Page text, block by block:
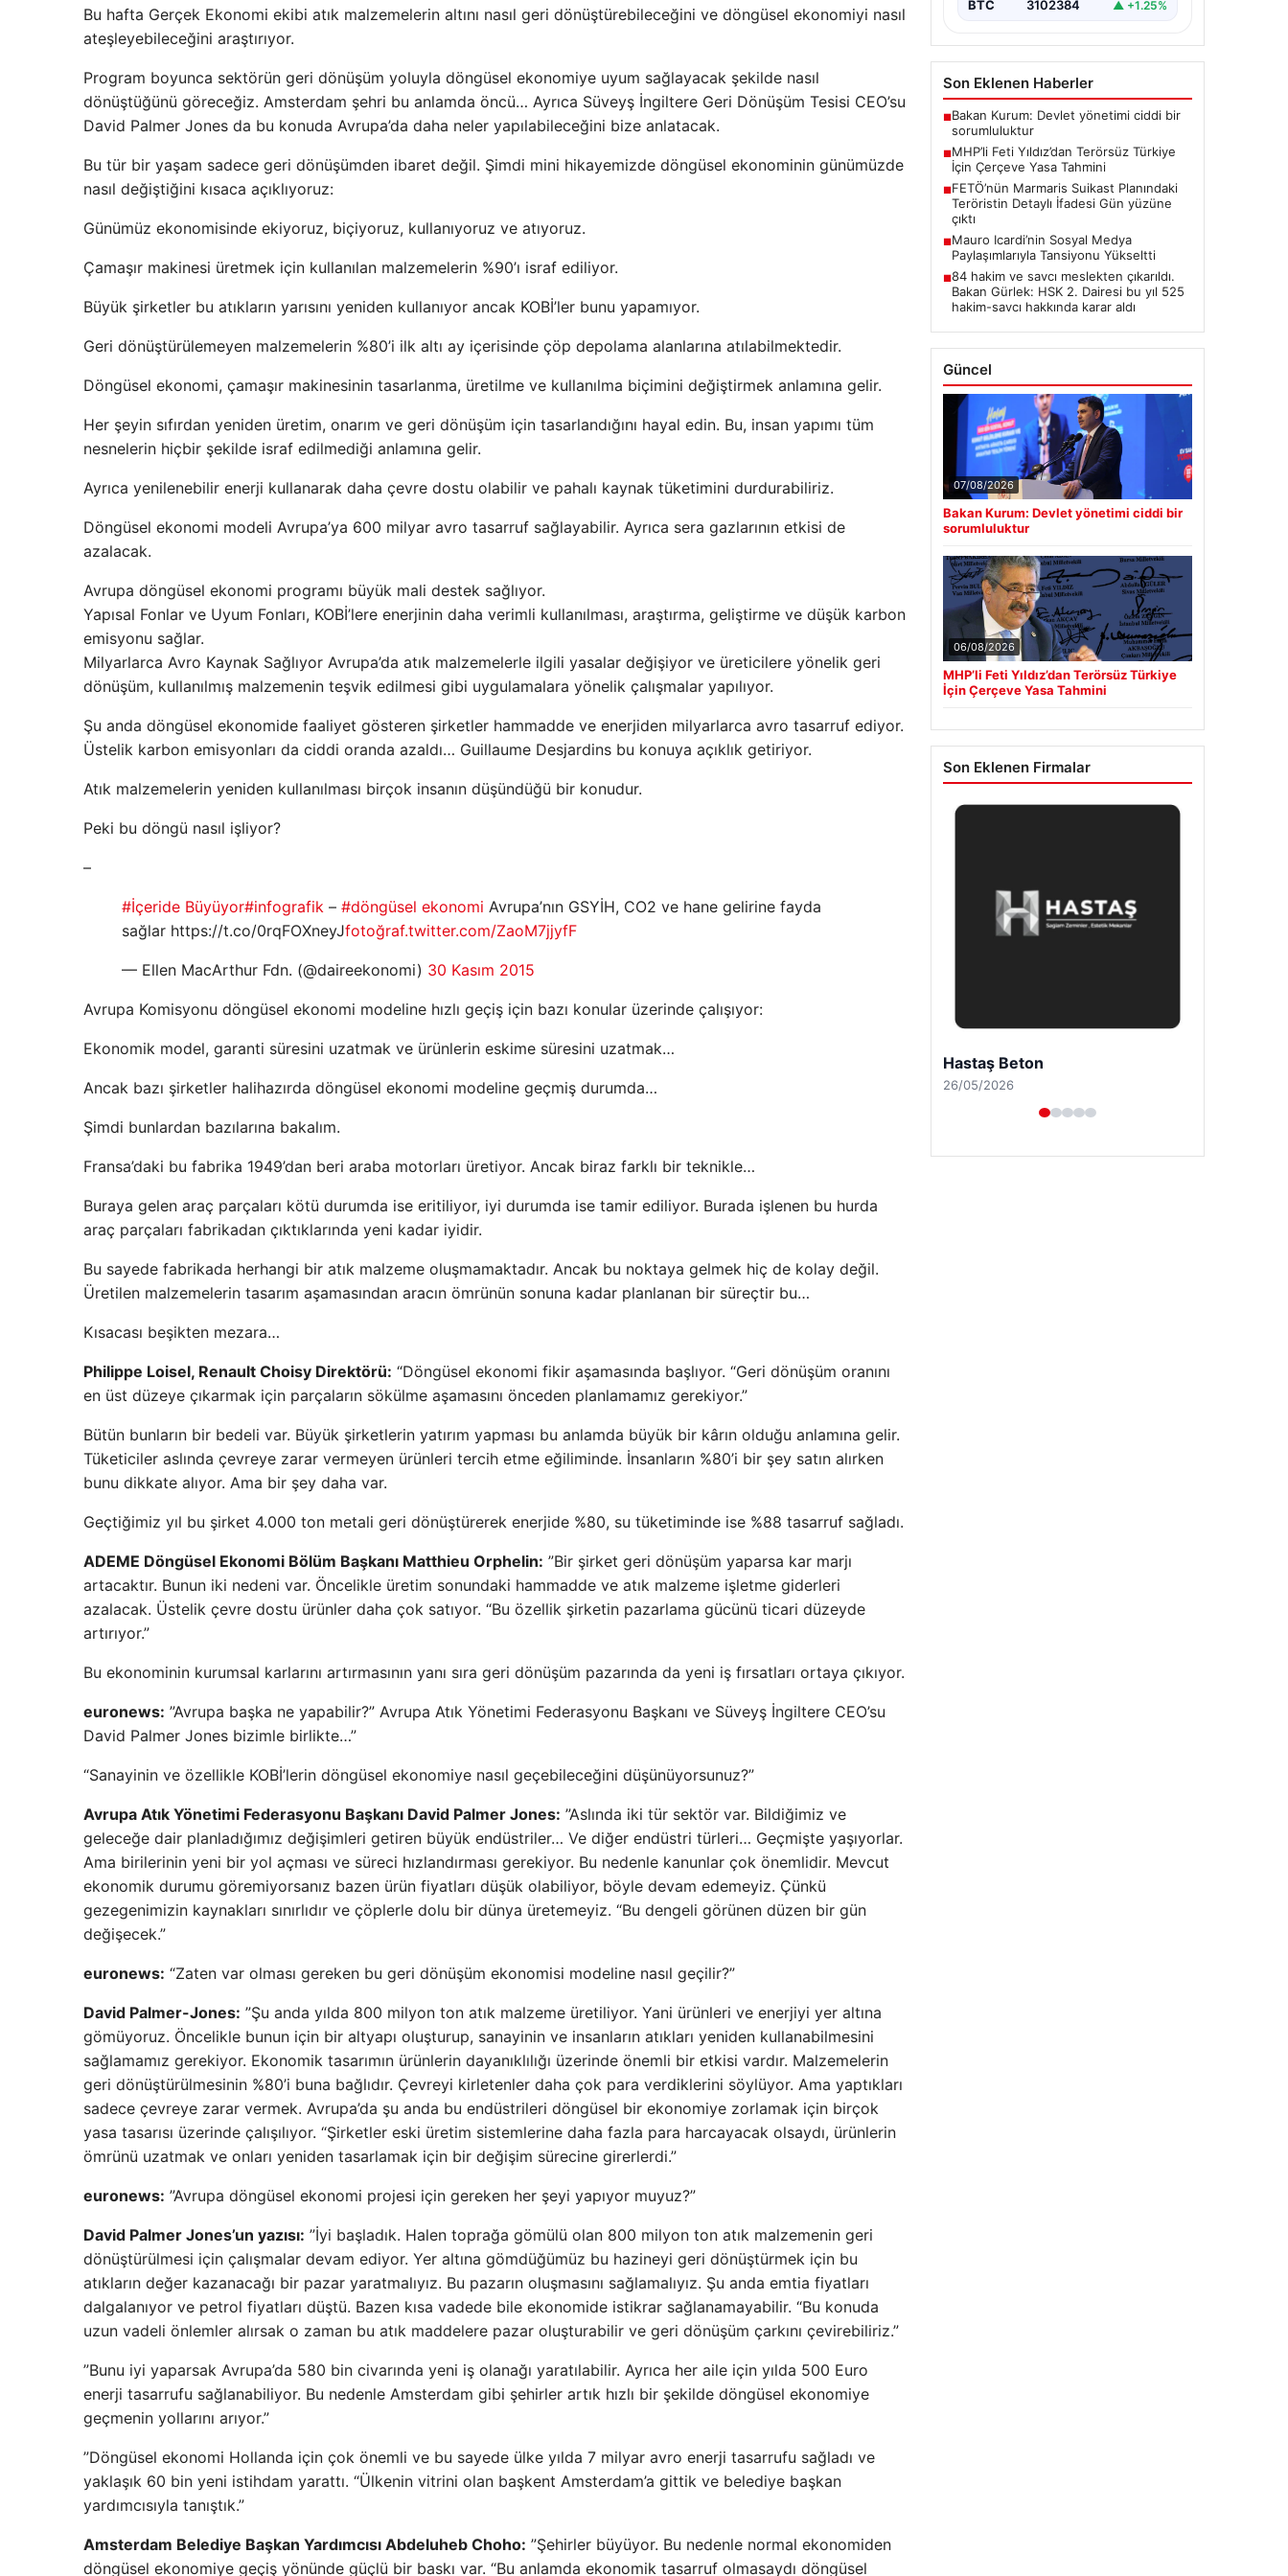
Bu hafta Gerçek Ekonomi ekibi atık malzemelerin altını nasıl geri dönüştürebileceğini ve döngüsel ekonomiyi nasıl
ateşleyebileceğini araştırıyor.
Program boyunca sektörün geri dönüşüm yoluyla döngüsel ekonomiye uyum sağlayacak şekilde nasıl
dönüştüğünü göreceğiz. Amsterdam şehri bu anlamda öncü… Ayrıca Süveyş İngiltere Geri Dönüşüm Tesisi CEO’su
David Palmer Jones da bu konuda Avrupa’da daha neler yapılabileceğini bize anlatacak.
Bu tür bir yaşam sadece geri dönüşümden ibaret değil. Şimdi mini hikayemizde döngüsel ekonominin günümüzde
nasıl değiştiğini kısaca açıklıyoruz:
Günümüz ekonomisinde ekiyoruz, biçiyoruz, kullanıyoruz ve atıyoruz.
Çamaşır makinesi üretmek için kullanılan malzemelerin %90’ı israf ediliyor.
Büyük şirketler bu atıkların yarısını yeniden kullanıyor ancak KOBİ’ler bunu yapamıyor.
Geri dönüştürülemeyen malzemelerin %80’i ilk altı ay içerisinde çöp depolama alanlarına atılabilmektedir.
Döngüsel ekonomi, çamaşır makinesinin tasarlanma, üretilme ve kullanılma biçimini değiştirmek anlamına gelir.
Her şeyin sıfırdan yeniden üretim, onarım ve geri dönüşüm için tasarlandığını hayal edin. Bu, insan yapımı tüm
nesnelerin hiçbir şekilde israf edilmediği anlamına gelir.
Ayrıca yenilenebilir enerji kullanarak daha çevre dostu olabilir ve pahalı kaynak tüketimini durdurabiliriz.
Döngüsel ekonomi modeli Avrupa’ya 600 milyar avro tasarruf sağlayabilir. Ayrıca sera gazlarının etkisi de
azalacak.
Avrupa döngüsel ekonomi programı büyük mali destek sağlıyor.
Yapısal Fonlar ve Uyum Fonları, KOBİ’lere enerjinin daha verimli kullanılması, araştırma, geliştirme ve düşük karbon
emisyonu sağlar.
Milyarlarca Avro Kaynak Sağlıyor Avrupa’da atık malzemelerle ilgili yasalar değişiyor ve üreticilere yönelik geri
dönüşüm, kullanılmış malzemenin teşvik edilmesi gibi uygulamalara yönelik çalışmalar yapılıyor.
Şu anda döngüsel ekonomide faaliyet gösteren şirketler hammadde ve enerjiden milyarlarca avro tasarruf ediyor.
Üstelik karbon emisyonları da ciddi oranda azaldı… Guillaume Desjardins bu konuya açıklık getiriyor.
Atık malzemelerin yeniden kullanılması birçok insanın düşündüğü bir konudur.
Peki bu döngü nasıl işliyor?
–
#İçeride Büyüyor#infografik – #döngüsel ekonomi Avrupa’nın GSYİH, CO2 ve hane gelirine fayda
sağlar https://t.co/0rqFOXneyJfotoğraf.twitter.com/ZaoM7jjyfF
— Ellen MacArthur Fdn. (@daireekonomi) 30 Kasım 2015
Avrupa Komisyonu döngüsel ekonomi modeline hızlı geçiş için bazı konular üzerinde çalışıyor:
Ekonomik model, garanti süresini uzatmak ve ürünlerin eskime süresini uzatmak…
Ancak bazı şirketler halihazırda döngüsel ekonomi modeline geçmiş durumda…
Şimdi bunlardan bazılarına bakalım.
Fransa’daki bu fabrika 1949’dan beri araba motorları üretiyor. Ancak biraz farklı bir teknikle…
Buraya gelen araç parçaları kötü durumda ise eritiliyor, iyi durumda ise tamir ediliyor. Burada işlenen bu hurda
araç parçaları fabrikadan çıktıklarında yeni kadar iyidir.
Bu sayede fabrikada herhangi bir atık malzeme oluşmamaktadır. Ancak bu noktaya gelmek hiç de kolay değil.
Üretilen malzemelerin tasarım aşamasından aracın ömrünün sonuna kadar planlanan bir süreçtir bu…
Kısacası beşikten mezara…
Philippe Loisel, Renault Choisy Direktörü: “Döngüsel ekonomi fikir aşamasında başlıyor. “Geri dönüşüm oranını
en üst düzeye çıkarmak için parçaların sökülme aşamasını önceden planlamamız gerekiyor.”
Bütün bunların bir bedeli var. Büyük şirketlerin yatırım yapması bu anlamda büyük bir kârın olduğu anlamına gelir.
Tüketiciler aslında çevreye zarar vermeyen ürünleri tercih etme eğiliminde. İnsanların %80’i bir şey satın alırken
bunu dikkate alıyor. Ama bir şey daha var.
Geçtiğimiz yıl bu şirket 4.000 ton metali geri dönüştürerek enerjide %80, su tüketiminde ise %88 tasarruf sağladı.
ADEME Döngüsel Ekonomi Bölüm Başkanı Matthieu Orphelin: ”Bir şirket geri dönüşüm yaparsa kar marjı
artacaktır. Bunun iki nedeni var. Öncelikle üretim sonundaki hammadde ve atık malzeme işletme giderleri
azalacak. Üstelik çevre dostu ürünler daha çok satıyor. “Bu özellik şirketin pazarlama gücünü ticari düzeyde
artırıyor.”
Bu ekonominin kurumsal karlarını artırmasının yanı sıra geri dönüşüm pazarında da yeni iş fırsatları ortaya çıkıyor.
euronews: ”Avrupa başka ne yapabilir?” Avrupa Atık Yönetimi Federasyonu Başkanı ve Süveyş İngiltere CEO’su
David Palmer Jones bizimle birlikte…”
“Sanayinin ve özellikle KOBİ’lerin döngüsel ekonomiye nasıl geçebileceğini düşünüyorsunuz?”
Avrupa Atık Yönetimi Federasyonu Başkanı David Palmer Jones: ”Aslında iki tür sektör var. Bildiğimiz ve
geleceğe dair planladığımız değişimleri getiren büyük endüstriler… Ve diğer endüstri türleri… Geçmişte yaşıyorlar.
Ama birilerinin yeni bir yol açması ve süreci hızlandırması gerekiyor. Bu nedenle kanunlar çok önemlidir. Mevcut
ekonomik durumu göremiyorsanız bazen ürün fiyatları düşük olabiliyor, böyle devam edemeyiz. Çünkü
gezegenimizin kaynakları sınırlıdır ve çöplerle dolu bir dünya üretemeyiz. “Bu dengeli görünen düzen bir gün
değişecek.”
euronews: “Zaten var olması gereken bu geri dönüşüm ekonomisi modeline nasıl geçilir?”
David Palmer-Jones: ”Şu anda yılda 800 milyon ton atık malzeme üretiliyor. Yani ürünleri ve enerjiyi yer altına
gömüyoruz. Öncelikle bunun için bir altyapı oluşturup, sanayinin ve insanların atıkları yeniden kullanabilmesini
sağlamamız gerekiyor. Ekonomik tasarımın ürünlerin dayanıklılığı üzerinde önemli bir etkisi vardır. Malzemelerin
geri dönüştürülmesinin %80’i buna bağlıdır. Çevreyi kirletenler daha çok para verdiklerini söylüyor. Ama yaptıkları
sadece çevreye zarar vermek. Avrupa’da şu anda bu endüstrileri döngüsel bir ekonomiye zorlamak için birçok
yasa tasarısı üzerinde çalışılıyor. “Şirketler eski üretim sistemlerine daha fazla para harcayacak olsaydı, ürünlerin
ömrünü uzatmak ve onları yeniden tasarlamak için bir değişim sürecine girerlerdi.”
euronews: ”Avrupa döngüsel ekonomi projesi için gereken her şeyi yapıyor muyuz?”
David Palmer Jones’un yazısı: ”İyi başladık. Halen toprağa gömülü olan 800 milyon ton atık malzemenin geri
dönüştürülmesi için çalışmalar devam ediyor. Yer altına gömdüğümüz bu hazineyi geri dönüştürmek için bu
atıkların değer kazanacağı bir pazar yaratmalıyız. Bu pazarın oluşmasını sağlamalıyız. Şu anda emtia fiyatları
dalgalanıyor ve petrol fiyatları düştü. Bazen kısa vadede bile ekonomide istikrar sağlanamayabilir. “Bu konuda
uzun vadeli önlemler alırsak o zaman bu atık maddelere pazar oluşturabilir ve geri dönüşüm çarkını çevirebiliriz.”
”Bunu iyi yaparsak Avrupa’da 580 bin civarında yeni iş olanağı yaratılabilir. Ayrıca her aile için yılda 500 Euro
enerji tasarrufu sağlanabiliyor. Bu nedenle Amsterdam gibi şehirler artık hızlı bir şekilde döngüsel ekonomiye
geçmenin yollarını arıyor.”
”Döngüsel ekonomi Hollanda için çok önemli ve bu sayede ülke yılda 7 milyar avro enerji tasarrufu sağladı ve
yaklaşık 60 bin yeni istihdam yarattı. “Ülkenin vitrini olan başkent Amsterdam’a gittik ve belediye başkan
yardımcısıyla tanıştık.”
Amsterdam Belediye Başkan Yardımcısı Abdeluheb Choho: ”Şehirler büyüyor. Bu nedenle normal ekonomiden
döngüsel ekonomiye geçiş yönünde güçlü bir baskı var. “Bu anlamda ekonomik tasarruf olmasaydı döngüsel
BTC 3102384 ▲ +1.25%
Son Eklenen Haberler
■Bakan Kurum: Devlet yönetimi ciddi bir
sorumluluktur
■MHP’li Feti Yıldız’dan Terörsüz Türkiye
İçin Çerçeve Yasa Tahmini
■FETÖ’nün Marmaris Suikast Planındaki
Teröristin Detaylı İfadesi Gün yüzüne
çıktı
■Mauro Icardi’nin Sosyal Medya
Paylaşımlarıyla Tansiyonu Yükseltti
■84 hakim ve savcı meslekten çıkarıldı.
Bakan Gürlek: HSK 2. Dairesi bu yıl 525
hakim-savcı hakkında karar aldı
Güncel
07/08/2026
Bakan Kurum: Devlet yönetimi ciddi bir
sorumluluktur
06/08/2026
MHP’li Feti Yıldız’dan Terörsüz Türkiye
İçin Çerçeve Yasa Tahmini
Son Eklenen Firmalar
Enes Kaplan Avukatlık Bürosu
28/04/2026